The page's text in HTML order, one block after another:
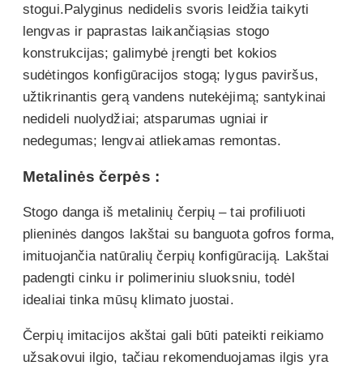
stogui.Palyginus nedidelis svoris leidžia taikyti
lengvas ir paprastas laikančiąsias stogo
konstrukcijas; galimybė įrengti bet kokios
sudėtingos konfigūracijos stogą; lygus paviršus,
užtikrinantis gerą vandens nutekėjimą; santykinai
nedideli nuolydžiai; atsparumas ugniai ir
nedegumas; lengvai atliekamas remontas.
Metalinės čerpės :
Stogo danga iš metalinių čerpių – tai profiliuoti
plieninės dangos lakštai su banguota gofros forma,
imituojančia natūralių čerpių konfigūraciją. Lakštai
padengti cinku ir polimeriniu sluoksniu, todėl
idealiai tinka mūsų klimato juostai.
Čerpių imitacijos akštai gali būti pateikti reikiamo
užsakovui ilgio, tačiau rekomenduojamas ilgis yra